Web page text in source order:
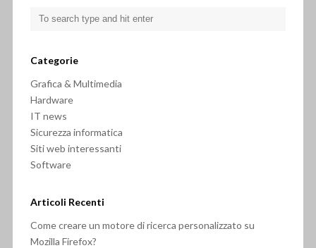
Categorie
Grafica & Multimedia
Hardware
IT news
Sicurezza informatica
Siti web interessanti
Software
Articoli Recenti
Come creare un motore di ricerca personalizzato su
Mozilla Firefox?